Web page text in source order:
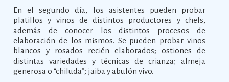
En el segundo día, los asistentes pueden probar
platillos y vinos de distintos productores y chefs,
además de conocer los distintos procesos de
elaboración de los mismos. Se pueden probar vinos
blancos y rosados recién elaborados; ostiones de
distintas variedades y técnicas de crianza; almeja
generosa o “chiluda”; jaiba y abulón vivo.